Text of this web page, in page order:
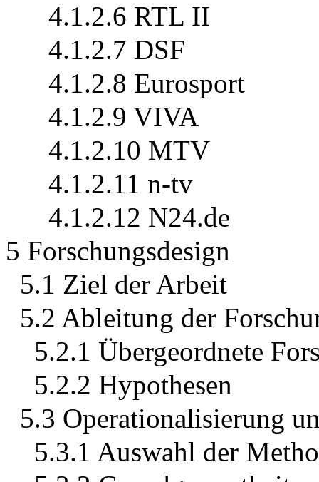
4.1.2.6 RTL II
4.1.2.7 DSF
4.1.2.8 Eurosport
4.1.2.9 VIVA
4.1.2.10 MTV
4.1.2.11 n-tv
4.1.2.12 N24.de
5 Forschungsdesign
5.1 Ziel der Arbeit
5.2 Ableitung der
5.2.1 Übergeordnete
5.2.2 Hypothesen
5.3 Operationalisierung
5.3.1 Auswahl der